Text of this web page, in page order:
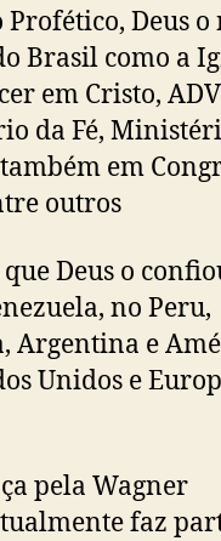
Deus o
Brasil como a
em Cristo,
da Fé,
em
outros
Deus o
no Peru,
Argentina e
Unidos e
pela Wagner
faz